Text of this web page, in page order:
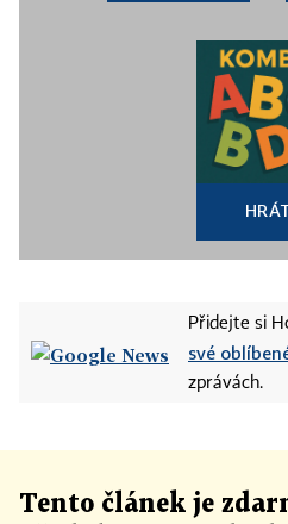
Přidejte si
své
zprávách.
Tento článek je